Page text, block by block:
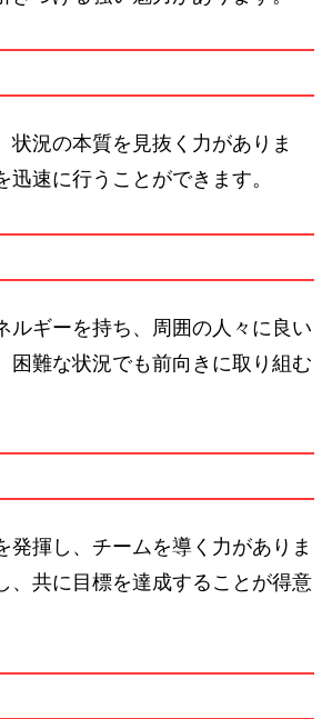
状況の本質を見抜く力がありま
迅速に行うことができます。
ルギーを持ち、周囲の人々に良い
困難な状況でも前向きに取り組む
発揮し、チームを導く力がありま
、共に目標を達成することが得意